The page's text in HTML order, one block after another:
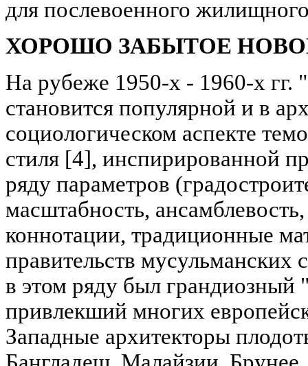
для послевоенного
ХОРОШО ЗАБЫТОЕ
На рубеже 1950-х - 1960-х гг.
становится популярной и в
социологическом аспекте
стиля [4], инспирированной
ряду параметров
масштабность,
коннотации, традиционные
правительств
в этом ряду был грандиозный
привлекший многих
Западные архитекторы